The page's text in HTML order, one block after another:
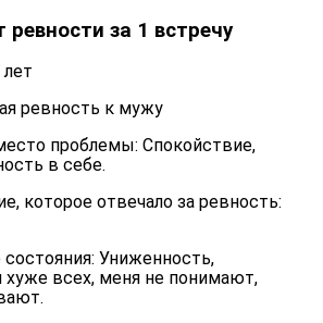
ревности за 1 встречу
ревность к мужу
проблемы: Спокойствие,
в себе.
которое отвечало за ревность:
Униженность,
хуже всех, меня не понимают,